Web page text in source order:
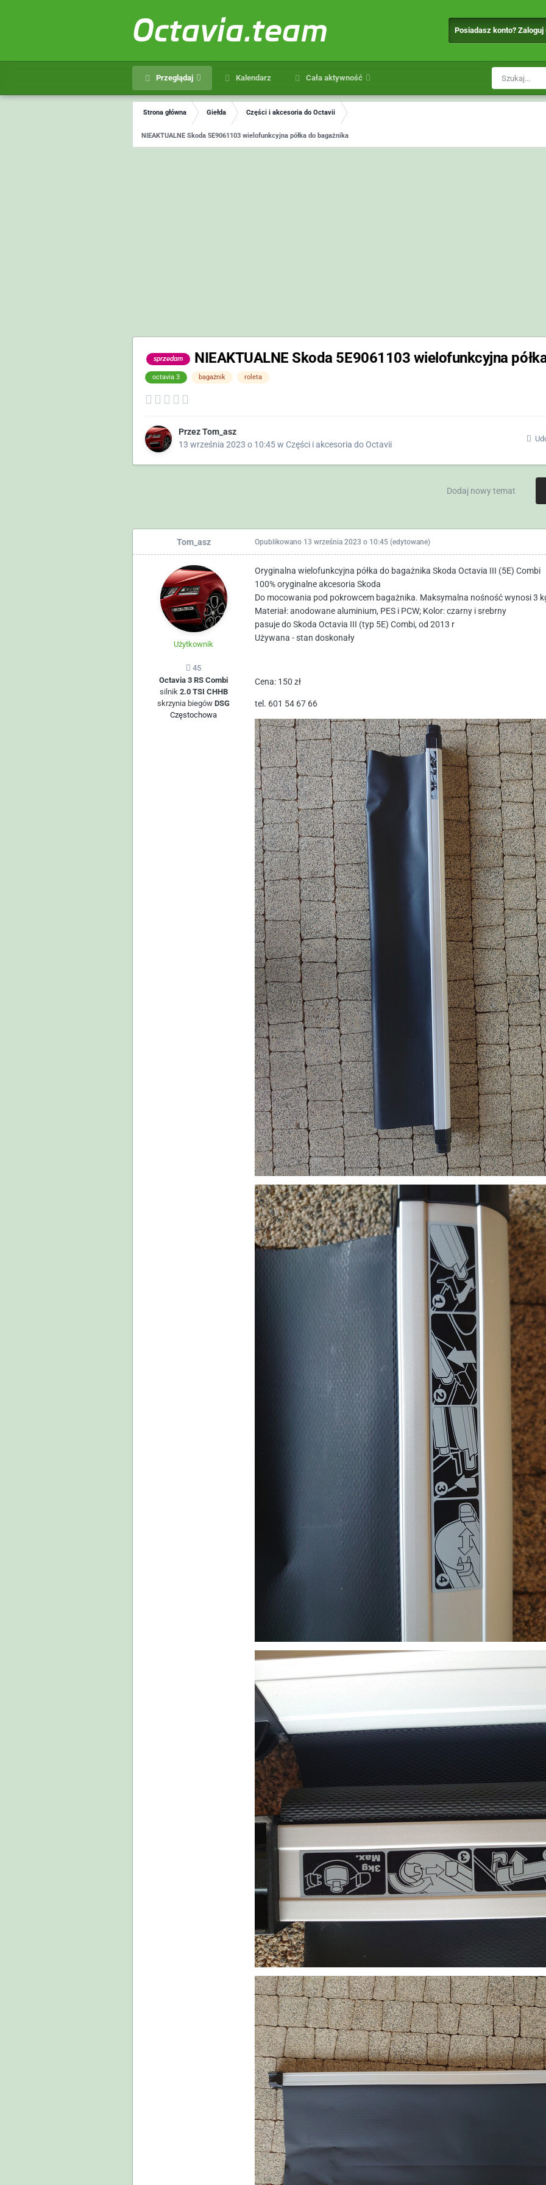
Octavia.team Posiadasz konto?
Przeglądaj Kalendarz Cała aktywność
Strona główna Giełda Części i akcesoria do Octavii
NIEAKTUALNE Skoda 5E9061103 wielofunkcyjna półka do bagażnika
sprzedam NIEAKTUALNE Skoda 5E9061103 wielofunkcyjna
octavia 3 bagażnik roleta
PrzezTom_asz
13 września 2023 o 10:45w Części i akcesoria do Octavii
Dodaj nowy temat
Tom_asz
Użytkownik
45
Octavia 3 RS Combi
silnik 2.0 TSI CHHB
skrzynia biegówDSG
Częstochowa
Opublikowano 13 września 2023 o 10:45 (edytowane)
Oryginalna wielofunkcyjna półka do bagażnika Skoda Octavia III (5E) Combi
100% oryginalne akcesoria Skoda
Do mocowania pod pokrowcem bagażnika. Maksymalna nośność wynosi 3
Materiał: anodowane aluminium, PES i PCW; Kolor: czarny i srebrny
pasuje do Skoda Octavia III (typ 5E) Combi, od 2013 r
Używana - stan doskonały
Cena: 150 zł
tel. 601 54 67 66